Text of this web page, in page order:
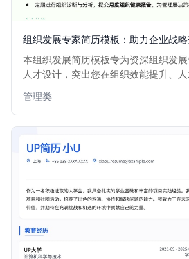
组织发展专家简历模板：助力企业战
本组织发展简历模板专为资深组织发
人才设计，突出您在组织效能提升、
晰，重点突出，助您在众多求职者中
织发展职位。
管理类